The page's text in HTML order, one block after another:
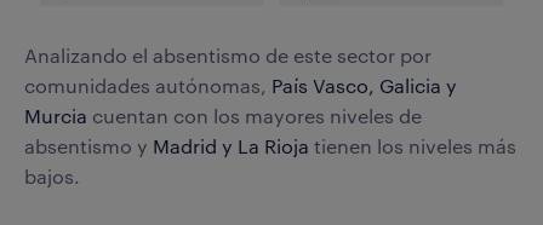
Analizando el absentismo de este sector por
comunidades autónomas, País Vasco, Galicia y
Murcia cuentan con los mayores niveles de
absentismo y Madrid y La Rioja tienen los niveles más
bajos.